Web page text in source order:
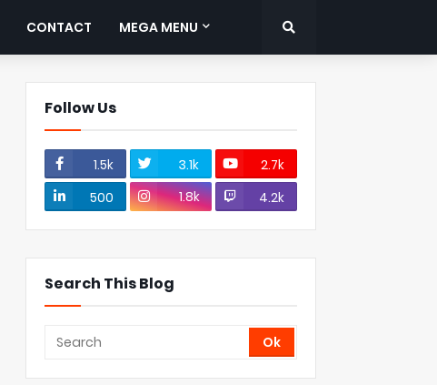
CONTACT MEGA MENU
Follow Us
1.5k 3.1k
2.7k
500
1.8k 4.2k
Search This Blog